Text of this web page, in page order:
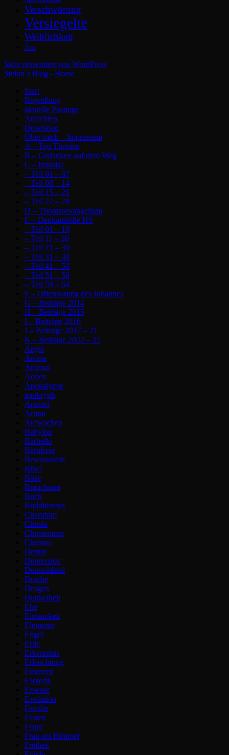
Verschwörung
Versiegelte
Weiblichkeit
Zion
Stolz präsentiert von WordPress
Stefan´s Blog - Home
Start
Begrüßung
aktuelle Postings
Ansichten
Download
Über mich – Impressum
A – Top Themen
B – Gedanken auf dem Weg
C – Impulse
– Teil 01 – 07
– Teil 08 – 14
– Teil 15 – 21
– Teil 22 – 28
D – Thomasevangelium
E – Denkanstöße HS
– Teil 01 – 10
– Teil 11 – 20
– Teil 21 – 30
– Teil 31 – 40
– Teil 41 – 50
– Teil 51 – 58
– Teil 59 – 64
F – Offenbarung des Johannes
G – Beiträge 2014
H – Beiträge 2015
I – Beiträge 2016
J – Beiträge 2017 – 21
K – Beiträge 2022 – 25
Angst
Anima
Animus
Äonen
Apokalypse
apokryph
Apostel
Armut
Aufwachen
Babylon
Barbello
Berufung
Bewusstsein
Bibel
Böse
Brauchtum
Buch
Buddhismus
Cherubim
Christa
Christentum
Christus
Demut
Depression
Deutschland
Drache
Drogen
Dunkelheit
Ehe
Einsamkeit
Elemente
Engel
Erde
Erkenntnis
Erleuchtung
Erntezeit
Esoterik
Essener
Evolution
Familie
Fasten
Feuer
Frau am Himmel
Freiheit